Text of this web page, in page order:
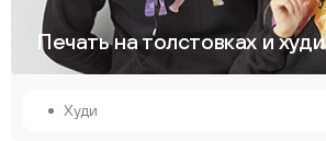
Печать на толстовках и худи
Худи